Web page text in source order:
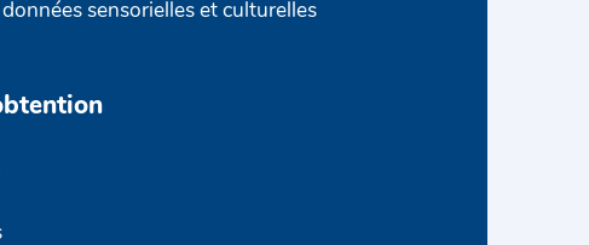
sensorielles et culturelles